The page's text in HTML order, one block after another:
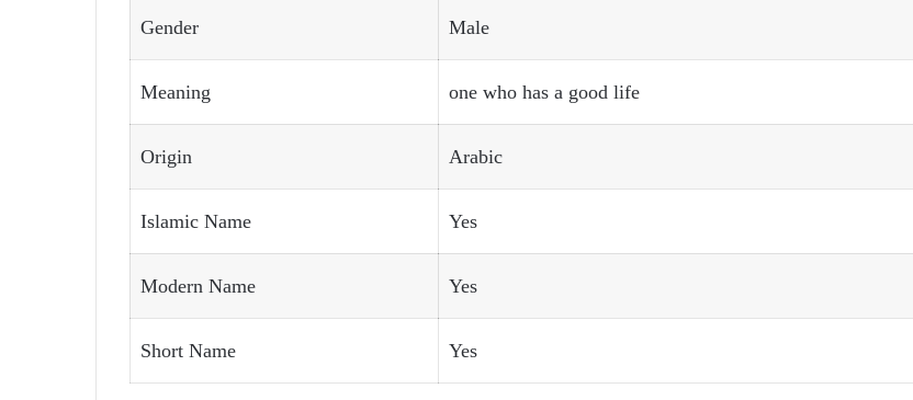
Gender Male
Meaning one who has a good life
Origin Arabic
Islamic Name Yes
Modern Name Yes
Short Name Yes